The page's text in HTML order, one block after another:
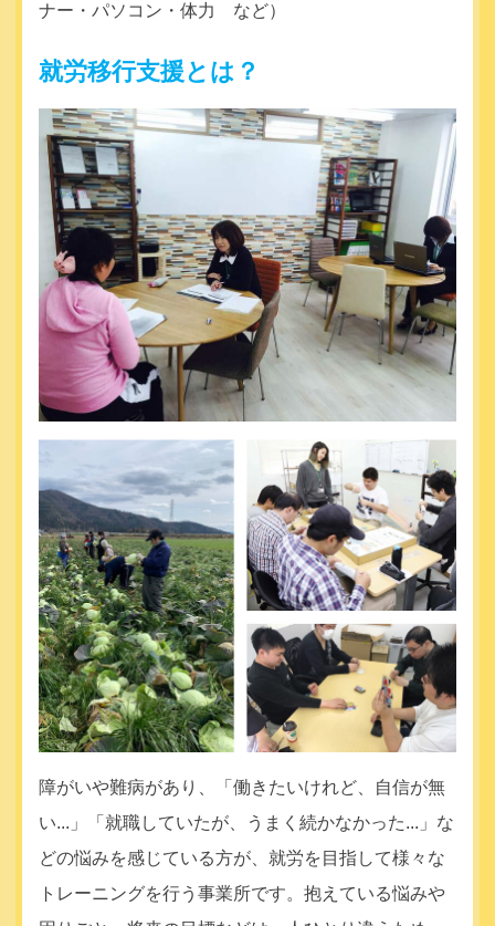
ナー・パソコン・体力 など）
就労移行支援とは？
障がいや難病があり、「働きたいけれど、自信が無
い...」「就職していたが、うまく続かなかった...」な
どの悩みを感じている方が、就労を目指して様々な
トレーニングを行う事業所です。抱えている悩みや